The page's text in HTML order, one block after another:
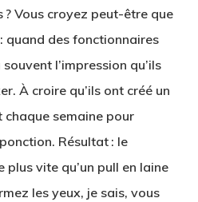
? Vous croyez peut-être que
: quand des fonctionnaires
l’impression qu’ils
À croire qu’ils ont créé un
chaque semaine pour
Résultat : le
plus vite qu’un pull en laine
les yeux, je sais, vous